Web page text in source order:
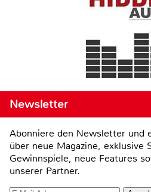
Newsletter
Abonniere den Newsletter und
über neue Magazine, exklusive
Gewinnspiele, neue Features
unserer Partner.